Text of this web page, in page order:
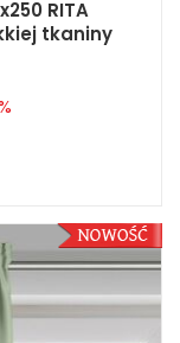
RITA
tkaniny